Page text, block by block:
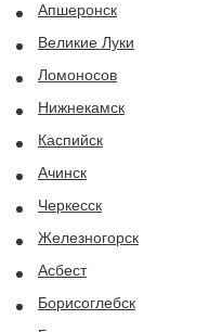
Апшеронск
Великие Луки
Ломоносов
Нижнекамск
Каспийск
Ачинск
Черкесск
Железногорск
Асбест
Борисоглебск